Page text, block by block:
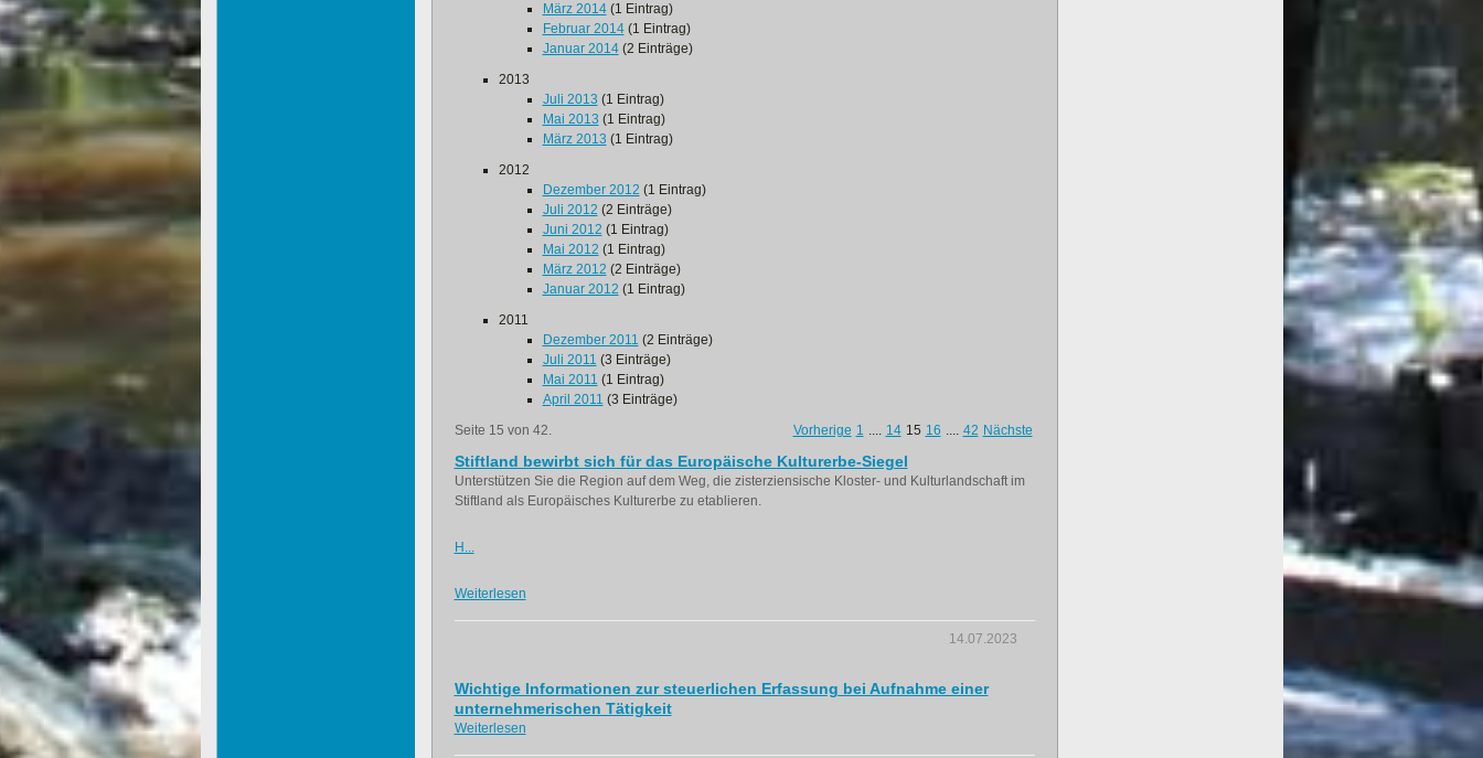
März 2014(1 Eintrag)
Februar 2014(1 Eintrag)
Januar 2014(2 Einträge)
2013
Juli 2013 (1 Eintrag)
Mai 2013 (1 Eintrag)
März 2013 (1 Eintrag)
2012
Dezember 2012 (1 Eintrag)
Juli 2012 (2 Einträge)
Juni 2012 (1 Eintrag)
Mai 2012 (1 Eintrag)
März 2012 (2 Einträge)
Januar 2012 (1 Eintrag)
2011
Dezember 2011 (2 Einträge)
Juli 2011 (3 Einträge)
Mai 2011 (1 Eintrag)
April 2011 (3 Einträge)
Seite 15 von 42.
Vorherige 1 .... 14 15 16 .... 42 Nächste
Stiftland bewirbt sich für das Europäische Kulturerbe-Siegel
Unterstützen Sie die Region auf dem Weg, die zisterziensische Kloster- und Kulturlandschaft im
Stiftland als Europäisches Kulturerbe zu etablieren.
H...
Weiterlesen
14.07.2023
Wichtige Informationen zur steuerlichen Erfassung bei Aufnahme einer
unternehmerischen Tätigkeit
Weiterlesen